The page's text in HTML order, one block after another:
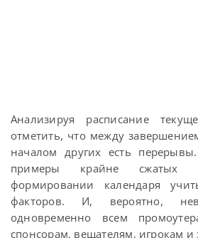
Анализируя расписание
отметить, что между
началом других есть
примеры крайне сжатых
формировании календаря
факторов. И, вероятно,
одновременно всем
спонсорам, вещателям, игрокам и